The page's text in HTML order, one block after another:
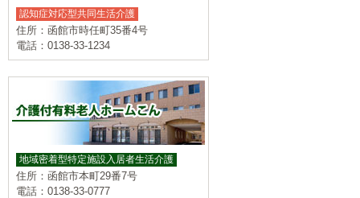
認知症対応型共同生活介護
住所：函館市時任町35番4号
電話：0138-33-1234
地域密着型特定施設入居者生活介護
住所：函館市本町29番7号
電話：0138-33-0777